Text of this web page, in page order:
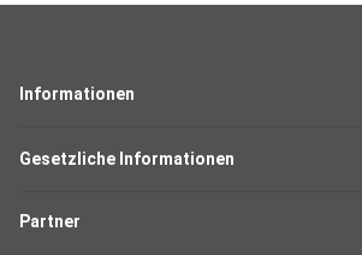
Informationen
Gesetzliche Informationen
Partner